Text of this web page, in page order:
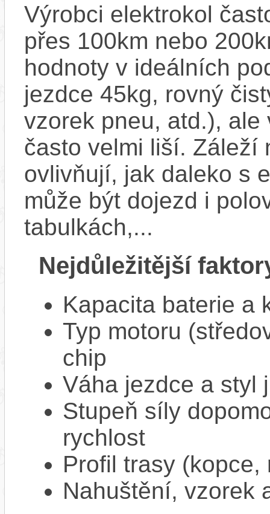
Výrobci elektrokol
přes 100km nebo
hodnoty v ideálních
jezdce 45kg, rovný
vzorek pneu, atd.),
často velmi liší. Záleží
ovlivňují, jak daleko s
může být dojezd i
tabulkách,...
Nejdůležitější
Kapacita baterie a
Typ motoru
chip
Váha jezdce a styl
Stupeň síly
rychlost
Profil trasy
Nahuštění, vzorek